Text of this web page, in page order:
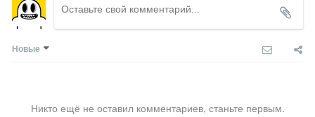
Новые
Никто ещё не оставил комментариев, станьте первым.